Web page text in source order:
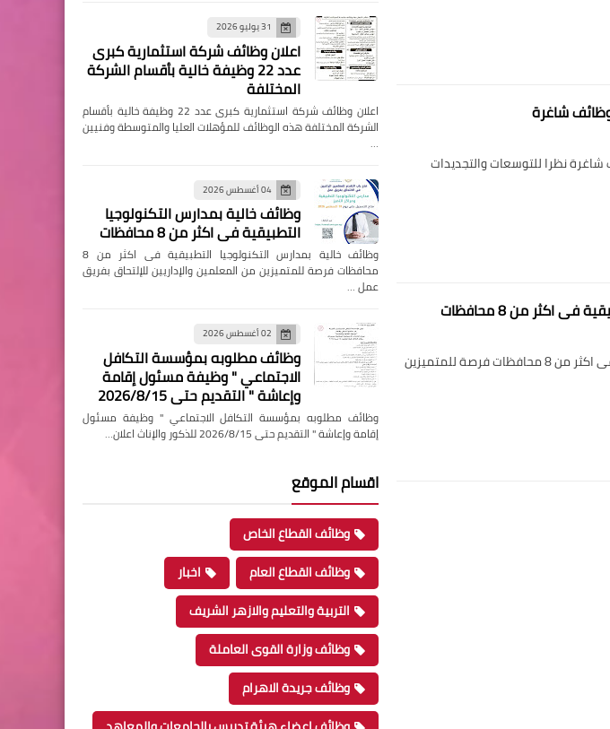
انوال للغزل عدد 7 وظائف شاغرة نظرا للتوسعات والتجديدات
اكثر من 8 محافظات
وظائف خالية بمدارس التكنولوجيا التطبيقية فى اكثر من 8 محافظات فرصة للمتميزين
31 يوليو 2026
اعلان وظائف شركة استثمارية كبرى
عدد 22 وظيفة خالية بأقسام الشركة
المختلفة
اعلان وظائف شركة استثمارية كبرى عدد 22 وظيفة خالية بأقسام
الشركة المختلفة هذه الوظائف للمؤهلات العليا والمتوسطة وفنيين
…
04 أغسطس 2026
وظائف خالية بمدارس التكنولوجيا
التطبيقية فى اكثر من 8 محافظات
وظائف خالية بمدارس التكنولوجيا التطبيقية فى اكثر من 8
محافظات فرصة للمتميزين من المعلمين والإداريين للإلتحاق بفريق
عمل …
02 أغسطس 2026
وظائف مطلوبه بمؤسسة التكافل
الاجتماعي " وظيفة مسئول إقامة
وإعاشة " التقديم حتى 2026/8/15
وظائف مطلوبه بمؤسسة التكافل الاجتماعي " وظيفة مسئول
إقامة وإعاشة " التقديم حتى 2026/8/15 للذكور والإناث اعلان…
اقسام الموقع
وظائف القطاع الخاص
وظائف القطاع العام
اخبار
التربية والتعليم والازهر الشريف
وظائف وزارة القوى العاملة
وظائف جريدة الاهرام